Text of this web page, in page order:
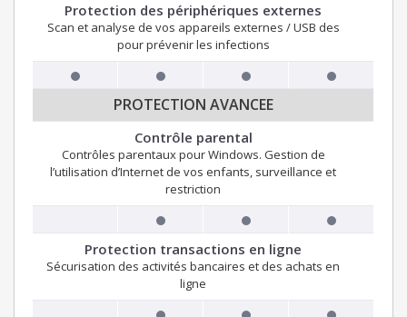
Protection des périphériques externes
Scan et analyse de vos appareils externes / USB des
pour prévenir les infections
PROTECTION AVANCEE
Contrôle parental
Contrôles parentaux pour Windows. Gestion de
l’utilisation d’Internet de vos enfants, surveillance et
restriction
Protection transactions en ligne
Sécurisation des activités bancaires et des achats en
ligne